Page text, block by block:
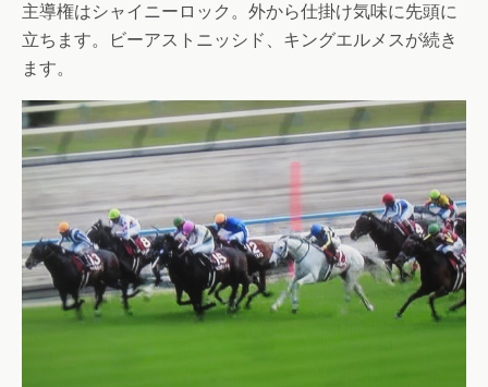
主導権はシャイニーロック。外から仕掛け気味に先頭に
立ちます。ビーアストニッシド、キングエルメスが続き
ます。